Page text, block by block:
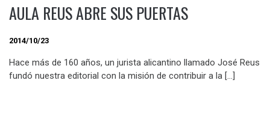
AULA REUS ABRE SUS PUERTAS
2014/10/23
Hace más de 160 años, un jurista alicantino llamado José Reus
fundó nuestra editorial con la misión de contribuir a la […]